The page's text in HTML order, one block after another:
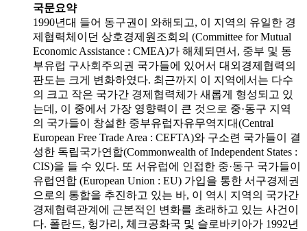
국문요약
1990년대 들어 동구권이 와해되고, 이 지역의 유일한 경
제협력체이던 상호경제원조회의 (Committee for Mutual
Economic Assistance : CMEA)가 해체되면서, 중부 및 동
부유럽 구사회주의권 국가들에 있어서 대외경제협력의
판도는 크게 변화하였다. 최근까지 이 지역에서는 다수
의 크고 작은 국가간 경제협력체가 새롭게 형성되고 있
는데, 이 중에서 가장 영향력이 큰 것으로 중·동구 지역
의 국가들이 창설한 중부유럽자유무역지대(Central
European Free Trade Area : CEFTA)와 구소련 국가들이 결
성한 독립국가연합(Commonwealth of Independent States :
CIS)을 들 수 있다. 또 서유럽에 인접한 중·동구 국가들이
유럽연합 (European Union : EU) 가입을 통한 서구경제권
으로의 통합을 추진하고 있는 바, 이 역시 지역의 국가간
경제협력관계에 근본적인 변화를 초래하고 있는 사건이
다. 폴란드, 헝가리, 체크공화국 및 슬로바키아가 1992년